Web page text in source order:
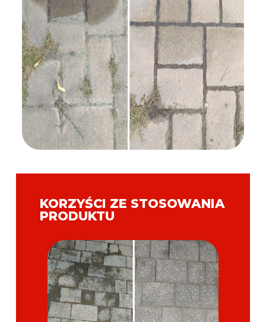
KORZYŚCI ZE STOSOWANIA
PRODUKTU